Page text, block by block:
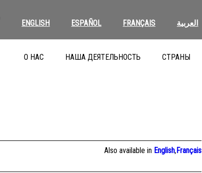
ENGLISH ESPAÑOL FRANÇAIS العربية
О НАС НАША ДЕЯТЕЛЬНОСТЬ СТРАНЫ
Also available in English,Français